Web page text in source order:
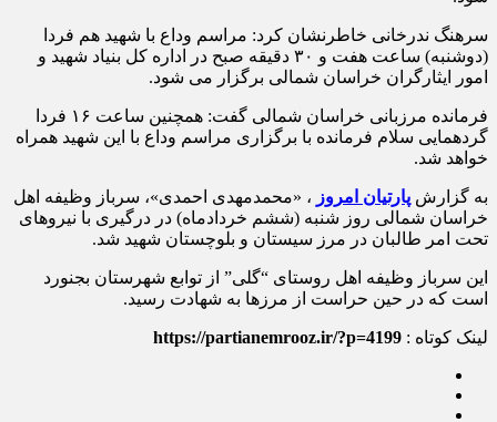
سرهنگ ندرخانی خاطرنشان کرد: مراسم وداع با شهید هم فردا
(دوشنبه) ساعت هفت و ۳۰ دقیقه صبح در اداره کل بنیاد شهید و
امور ایثارگران خراسان شمالی برگزار می شود.
فرمانده مرزبانی خراسان شمالی گفت: همچنین ساعت ۱۶ فردا
گردهمایی سلام فرمانده با برگزاری مراسم وداع با این شهید همراه
خواهد شد.
به گزارش پارتیان امروز ، «محمدمهدی احمدی»، سرباز وظیفه اهل
خراسان شمالی روز شنبه (ششم خردادماه) در درگیری با نیروهای
تحت امر طالبان در مرز سیستان و بلوچستان شهید شد.
این سرباز وظیفه اهل روستای “گلی” از توابع شهرستان بجنورد
است که در حین حراست از مرزها به شهادت رسید.
لینک کوتاه : https://partianemrooz.ir/?p=4199